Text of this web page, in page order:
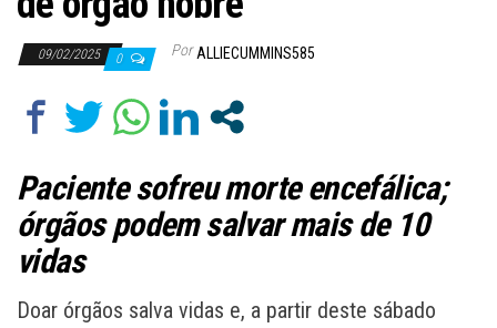
09/02/2025 0 Por ALLIECUMMINS585
Paciente sofreu morte encefálica;
órgãos podem salvar mais de 10
vidas
Doar órgãos salva vidas e, a partir deste sábado